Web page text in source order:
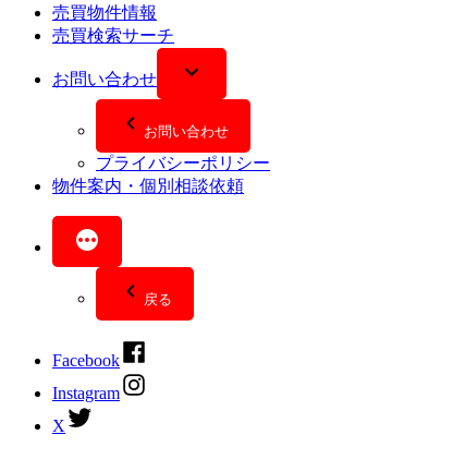
売買物件情報
売買検索サーチ
お問い合わせ
お問い合わせ
プライバシーポリシー
物件案内・個別相談依頼
戻る
Facebook
Instagram
X